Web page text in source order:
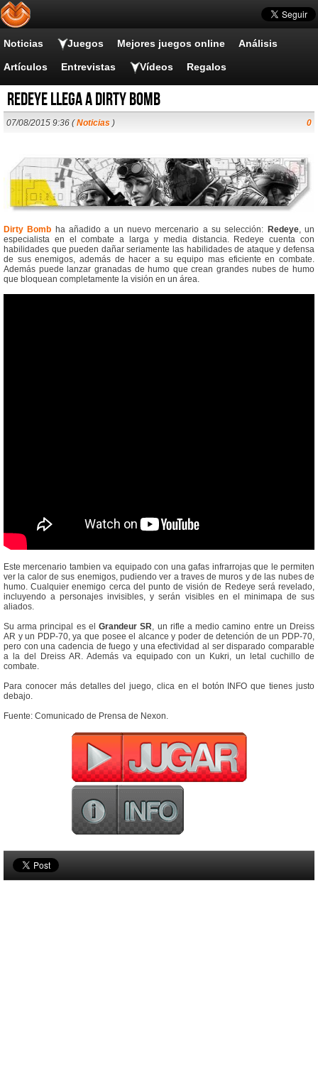
Noticias Juegos Mejores juegos online Análisis
Artículos Entrevistas Vídeos Regalos
Redeye llega a Dirty Bomb
07/08/2015 9:36 (Noticias ) 0
Dirty Bomb ha añadido a un nuevo mercenario a su selección: Redeye, un
especialista en el combate a larga y media distancia. Redeye cuenta con
habilidades que pueden dañar seriamente las habilidades de ataque y defensa
de sus enemigos, además de hacer a su equipo mas eficiente en combate.
Además puede lanzar granadas de humo que crean grandes nubes de humo
que bloquean completamente la visión en un área.
Este mercenario tambien va equipado con una gafas infrarrojas que le permiten
ver la calor de sus enemigos, pudiendo ver a traves de muros y de las nubes de
humo. Cualquier enemigo cerca del punto de visión de Redeye será revelado,
incluyendo a personajes invisibles, y serán visibles en el minimapa de sus
aliados.
Su arma principal es elGrandeur SR, un rifle a medio camino entre un Dreiss
AR y un PDP-70, ya que posee el alcance y poder de detención de un PDP-70,
pero con una cadencia de fuego y una efectividad al ser disparado comparable
a la del Dreiss AR. Además va equipado con un Kukri, un letal cuchillo de
combate.
Para conocer más detalles del juego, clica en el botón INFO que tienes justo
debajo.
Fuente: Comunicado de Prensa de Nexon.